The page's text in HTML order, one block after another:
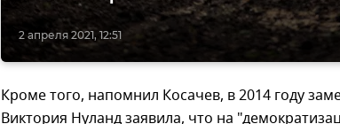
2 апреля 2021, 12:51
Кроме того, напомнил Косачев, в 2014 году
Виктория Нуланд заявила, что на